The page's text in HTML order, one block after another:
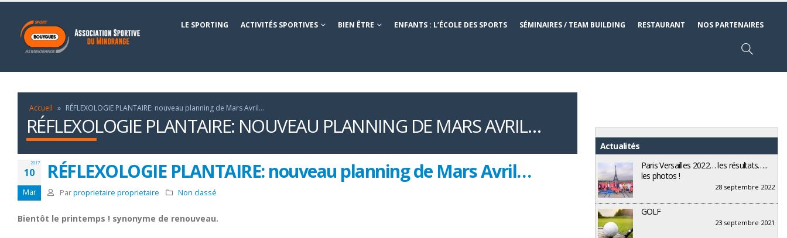
LE SPORTING ACTIVITÉS SPORTIVES BIEN ÊTRE ENFANTS : L’ÉCOLE DES SPORTS SÉMINAIRES / TEAM BUILDING RESTAURANT NOS PARTENAIRES
Accueil » RÉFLEXOLOGIE PLANTAIRE: nouveau planning de Mars Avril…
RÉFLEXOLOGIE PLANTAIRE: NOUVEAU PLANNING DE MARS AVRIL…
2017
10
Mar
RÉFLEXOLOGIE PLANTAIRE: nouveau planning de Mars Avril…
Parproprietaire proprietaire Non classé
Bientôt le printemps ! synonyme de renouveau.
Actualités
Paris Versailles 2022… les résultats…..
les photos !
28 septembre 2022
GOLF
23 septembre 2021